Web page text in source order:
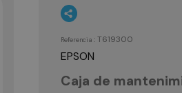
Referencia :T619300
EPSON
Caja de